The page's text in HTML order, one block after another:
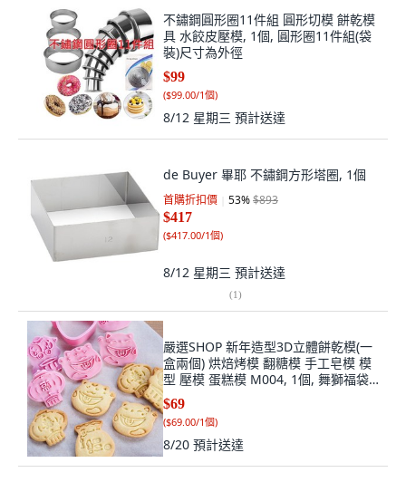
不鏽鋼圓形圈11件組 圓形切模 餅乾模
具 水餃皮壓模, 1個, 圓形圈11件組(袋
裝)尺寸為外徑
$99
($99.00/1個)
8/12 星期三 預計送達
de Buyer 畢耶 不鏽鋼方形塔圈, 1個
首購折扣價 53%$893
$417
($417.00/1個)
8/12 星期三 預計送達
(1)
嚴選SHOP 新年造型3D立體餅乾模(一
盒兩個) 烘焙烤模 翻糖模 手工皂模 模
型 壓模 蛋糕模 M004, 1個, 舞獅福袋
款
$69
($69.00/1個)
8/20 預計送達